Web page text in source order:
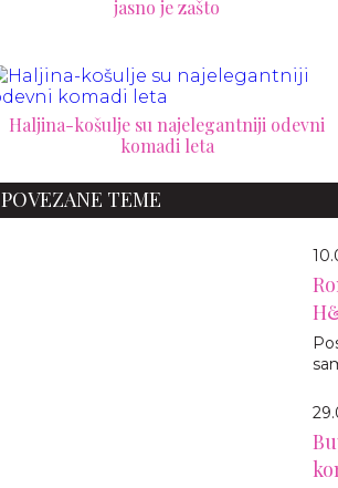
jasno je zašto
Haljina-košulje su najelegantniji odevni
komadi leta
POVEZANE TEME